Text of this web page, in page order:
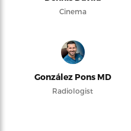
Cinema
González Pons MD
Radiologist